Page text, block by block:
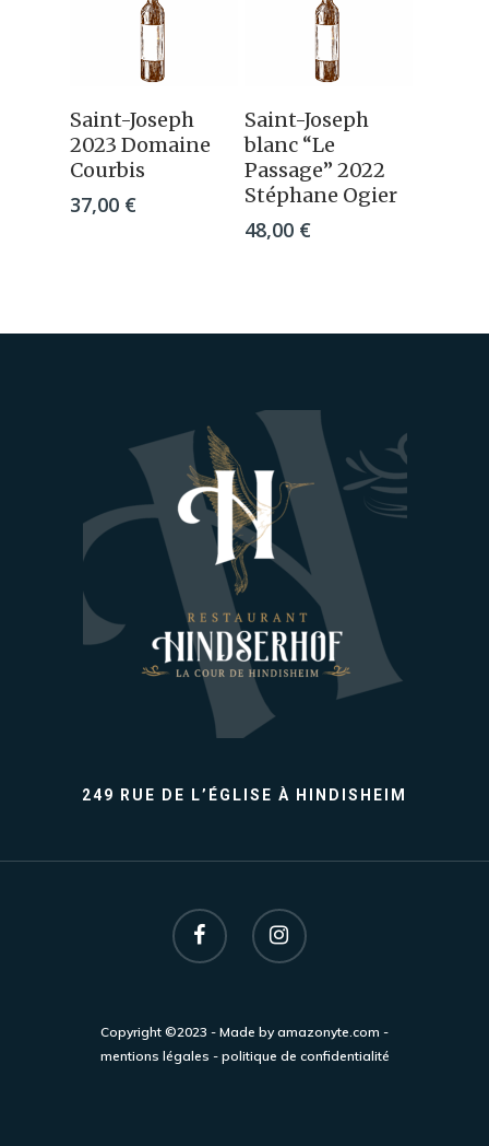
Ajouter Au
Panier
Saint-Joseph
2023 Domaine
Courbis
37,00 €
Ajouter Au
Panier
Saint-Joseph
blanc “Le
Passage” 2022
Stéphane Ogier
48,00 €
249 RUE DE L’ÉGLISE À HINDISHEIM
Copyright ©2023 - Made byamazonyte.com -
mentions légales - politique de confidentialité